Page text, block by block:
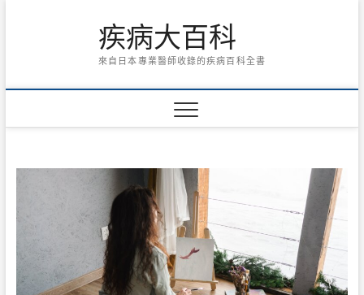
疾病大百科
來自日本專業醫師收錄的疾病百科全書